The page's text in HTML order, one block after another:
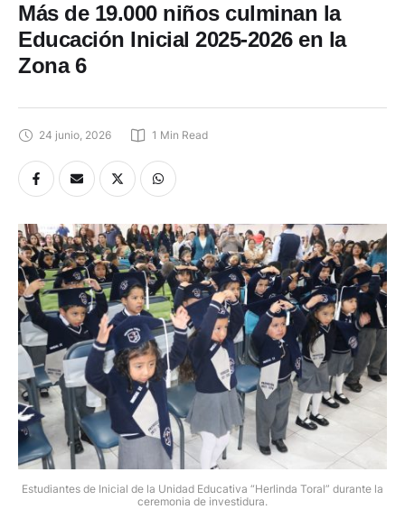
Más de 19.000 niños culminan la
Educación Inicial 2025-2026 en la
Zona 6
24 junio, 2026 1 Min Read
Estudiantes de Inicial de la Unidad Educativa “Herlinda Toral” durante la
ceremonia de investidura.